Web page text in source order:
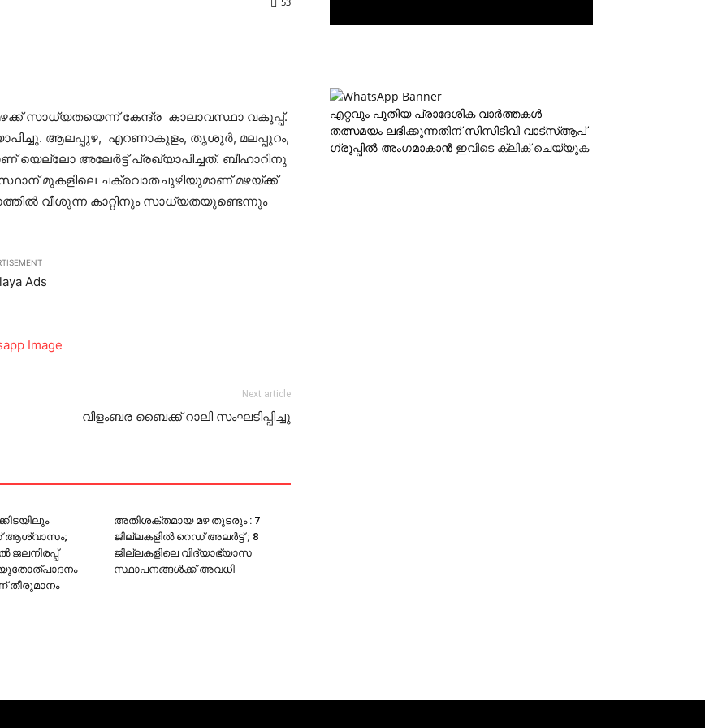
സാധ്യതയെന്ന് കേന്ദ്ര കാലാവസ്ഥാ വകുപ്പ്.
ആലപ്പുഴ, എറണാകുളം, തൃശൂര്‍, മലപ്പുറം,
യെല്ലോ അലേര്‍ട്ട് പ്രഖ്യാപിച്ചത്. ബീഹാറിനു
മുകളിലെ ചക്രവാതചുഴിയുമാണ് മഴയ്ക്ക്
വീശുന്ന കാറ്റിനും സാധ്യതയുണ്ടെന്നും
Next article
വിളംബര ബൈക്ക് റാലി സംഘടിപ്പിച്ചു
ആശ്വാസം;
ജലനിരപ്പ്
തീരുമാനം
അതിശക്തമായ മഴ തുടരും : 7
ജില്ലകളിൽ റെഡ് അലർട്ട് ; 8
ജില്ലകളിലെ വിദ്യാഭ്യാസ
സ്ഥാപനങ്ങള്‍ക്ക് അവധി
എറ്റവും പുതിയ പ്രാദേശിക വാര്‍ത്തകള്‍
തത്സമയം ലഭിക്കുന്നതിന് സിസിടിവി വാട്‌സ്ആപ്
ഗ്രൂപ്പില്‍ അംഗമാകാന്‍ ഇവിടെ ക്ലിക് ചെയ്യുക